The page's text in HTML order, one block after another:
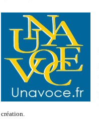
création.